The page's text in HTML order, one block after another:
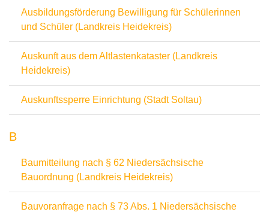
Ausbildungsförderung Bewilligung für Schülerinnen
und Schüler (Landkreis Heidekreis)
Auskunft aus dem Altlastenkataster (Landkreis
Heidekreis)
Auskunftssperre Einrichtung (Stadt Soltau)
B
Baumitteilung nach § 62 Niedersächsische
Bauordnung (Landkreis Heidekreis)
Bauvoranfrage nach § 73 Abs. 1 Niedersächsische